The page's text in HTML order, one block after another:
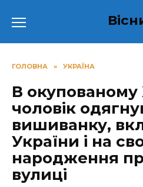
до
ГОЛОВНА » УКРАЇНА
В окупованому
чоловік
вишиванку,
України і на
народження
вулиці